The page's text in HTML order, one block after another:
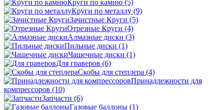
Круги по камню (5)
Круги по металлу (9)
Зачистные Круги (5)
Отрезные Круги (4)
Алмазные диски (3)
Пильные диски (1)
Чашечные диски (1)
Для граверов (6)
Скобы для степлера (4)
Принадлежности для
компрессоров (10)
Запчасти (6)
Газовые баллоны (1)